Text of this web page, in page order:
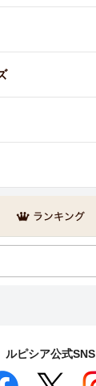
ルピシア公式SNS